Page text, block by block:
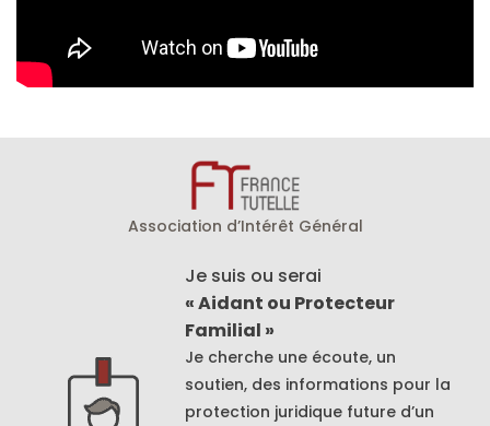
Association d’Intérêt Général
Je suis ou serai
« Aidant ou Protecteur
Familial »
Je cherche une écoute, un
soutien, des informations pour la
protection juridique future d’un